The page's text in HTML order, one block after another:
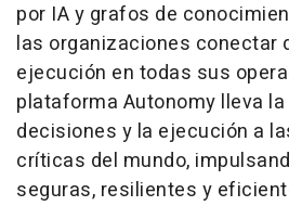
por IA y grafos de
las organizaciones conectar
ejecución en todas sus
plataforma Autonomy lleva
decisiones y la ejecución a
críticas del mundo,
seguras, resilientes y